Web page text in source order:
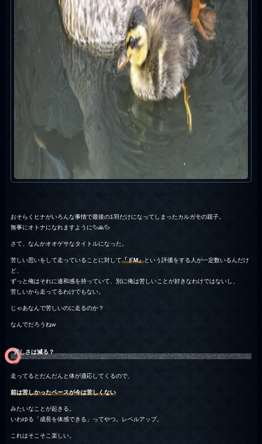
おそらくヒナがいろんな事情で最後の1羽だけになってしまったカルガモの親子。
無事にオトナになれますように🦆🙏🦆
さて、なんかオオゲサなタイトルになった。
苦しい思いをして走っていることに対して「ドM」という評価をする人が一定数いるんだけ
ど、
ずっと俺はそれに違和感を持っていて、別に俺は苦しいことが好きなわけではないし、
苦しいから走ってるわけでもない。
じゃあなんで苦しいのに走るのか？
なんでだろうねw
苦しさは減る？
走ってるとだんだんと体が適応してくるので、
前は苦しかったペースが今は苦しくない
みたいなことが起きる。
いわゆる「成長を体感できる」ってやつ。レベルアップ。
これはそこそこ楽しい。